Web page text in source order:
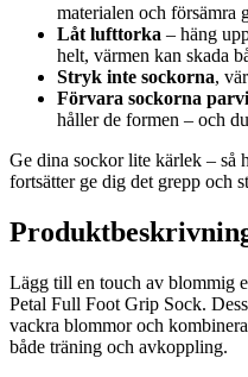
materialen och försämra
Låt lufttorka – häng
helt, värmen kan skada
Stryk inte sockorna,
Förvara sockorna
håller de formen – och
Ge dina sockor lite kärlek – så
fortsätter ge dig det grepp och
Lägg till en touch av blommig
Petal Full Foot Grip Sock.
vackra blommor och
både träning och avkoppling.